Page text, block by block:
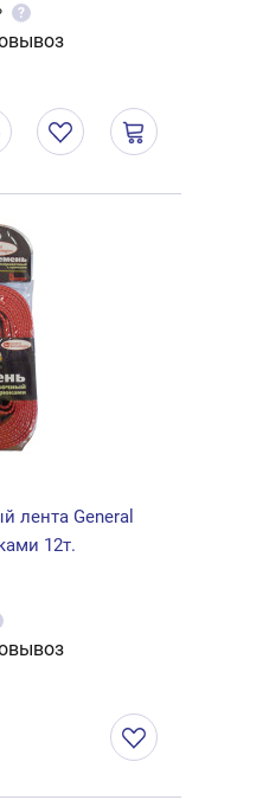
?
лента General
12т.